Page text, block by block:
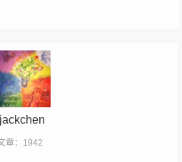
jackchen
章：1942